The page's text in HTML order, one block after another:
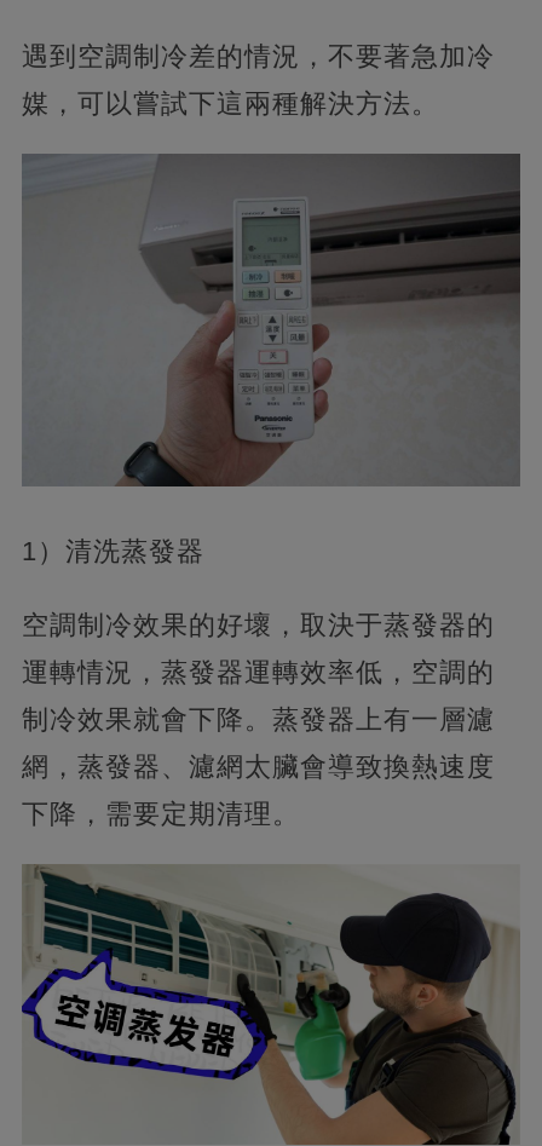
遇到空調制冷差的情況，不要著急加冷
媒，可以嘗試下這兩種解決方法。
1）清洗蒸發器
空調制冷效果的好壞，取決于蒸發器的
運轉情況，蒸發器運轉效率低，空調的
制冷效果就會下降。蒸發器上有一層濾
網，蒸發器、濾網太臟會導致換熱速度
下降，需要定期清理。